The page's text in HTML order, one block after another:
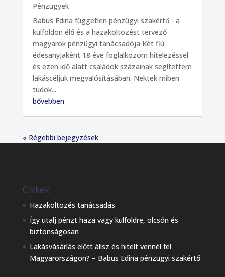
Pénzügyek
Babus Edina független pénzügyi szakértő - a
külföldön élő és a hazaköltözést tervező
magyarok pénzügyi tanácsadója Két fiú
édesanyjaként 18 éve foglalkozom hitelezéssel
és ezen idő alatt családok százainak segítettem
lakáscéljuk megvalósításában. Nektek miben
tudok...
bővebben
« Régebbi bejegyzések
Cikkek
Hazaköltözés tanácsadás
Így utalj pénzt haza vagy külföldre, olcsón és
biztonságosan
Lakásvásárlás előtt állsz és hitelt vennél fel
Magyarországon? – Babus Edina pénzügyi szakértő